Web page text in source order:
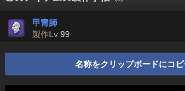
甲冑師
製作Lv 99
名称をクリップボードにコ